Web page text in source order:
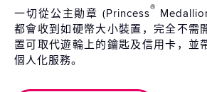
一切從公主勛章 (Princess®
都會收到如硬幣大小裝置，完全不需
置可取代遊輪上的鑰匙及信用卡，並
個人化服務。